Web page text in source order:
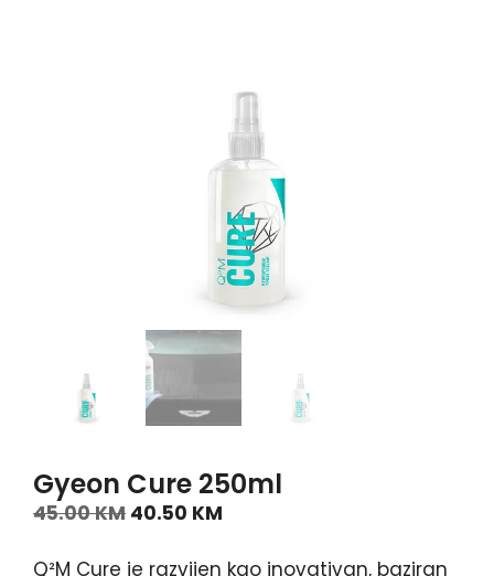
Gyeon Cure 250ml
45.00KM 40.50 KM
Q²M Cure je razvijen kao inovativan, baziran